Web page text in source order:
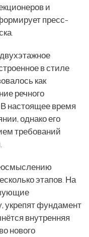
и
пресс-
в стиле
как
речного
настоящее время
однако его
требований
этапов. На
укрепят фундамент
внутренняя
нового